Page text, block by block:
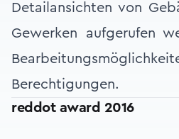
Detailansichten von
Gewerken aufgerufen
Berechtigungen.
reddot award 2016